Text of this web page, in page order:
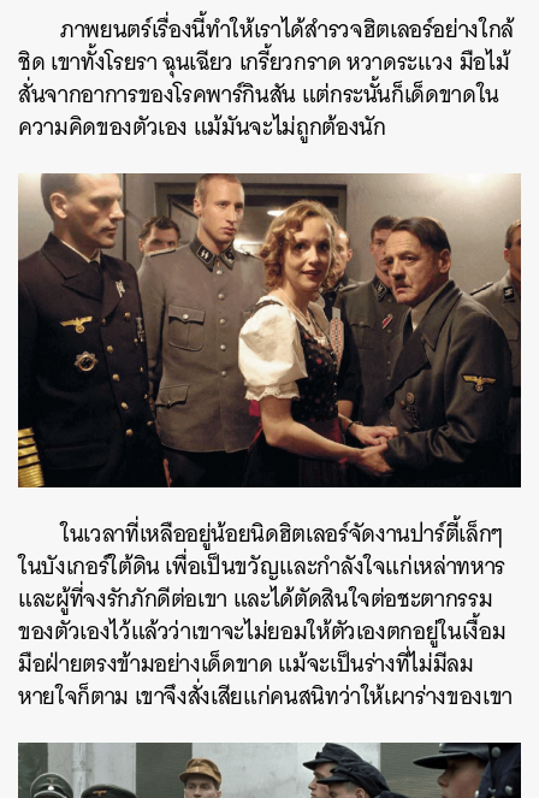
ภาพยนตร์เรื่องนี้ทำให้เราได้สำรวจฮิตเลอร์อย่างใกล้
ชิด เขาทั้งโรยรา ฉุนเฉียว เกรี้ยวกราด หวาดระแวง มือไม้
สั่นจากอาการของโรคพาร์กินสัน แต่กระนั้นก็เด็ดขาดใน
ความคิดของตัวเอง แม้มันจะไม่ถูกต้องนัก
ในเวลาที่เหลืออยู่น้อยนิดฮิตเลอร์จัดงานปาร์ตี้เล็กๆ
ในบังเกอร์ใต้ดิน เพื่อเป็นขวัญและกำลังใจแก่เหล่าทหาร
และผู้ที่จงรักภักดีต่อเขา และได้ตัดสินใจต่อชะตากรรม
ของตัวเองไว้แล้วว่าเขาจะไม่ยอมให้ตัวเองตกอยู่ในเงื้อม
มือฝ่ายตรงข้ามอย่างเด็ดขาด แม้จะเป็นร่างที่ไม่มีลม
หายใจก็ตาม เขาจึงสั่งเสียแก่คนสนิทว่าให้เผาร่างของเขา